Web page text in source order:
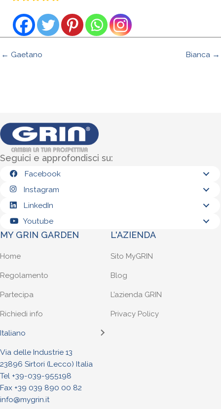
← Gaetano Bianca →
Seguici e approfondisci su:
Facebook
Instagram
LinkedIn
Youtube
MY GRIN GARDEN
Home
Regolamento
Partecipa
Richiedi info
Italiano
L'AZIENDA
Sito MyGRIN
Blog
L’azienda GRIN
Privacy Policy
Via delle Industrie 13
23896 Sirtori (Lecco) Italia
Tel +39-039-955198
Fax +39 039 890 00 82
info@mygrin.it